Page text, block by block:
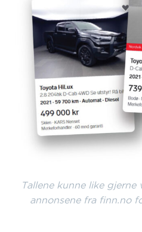
Tallene kunne like
annonsene fra finn.no